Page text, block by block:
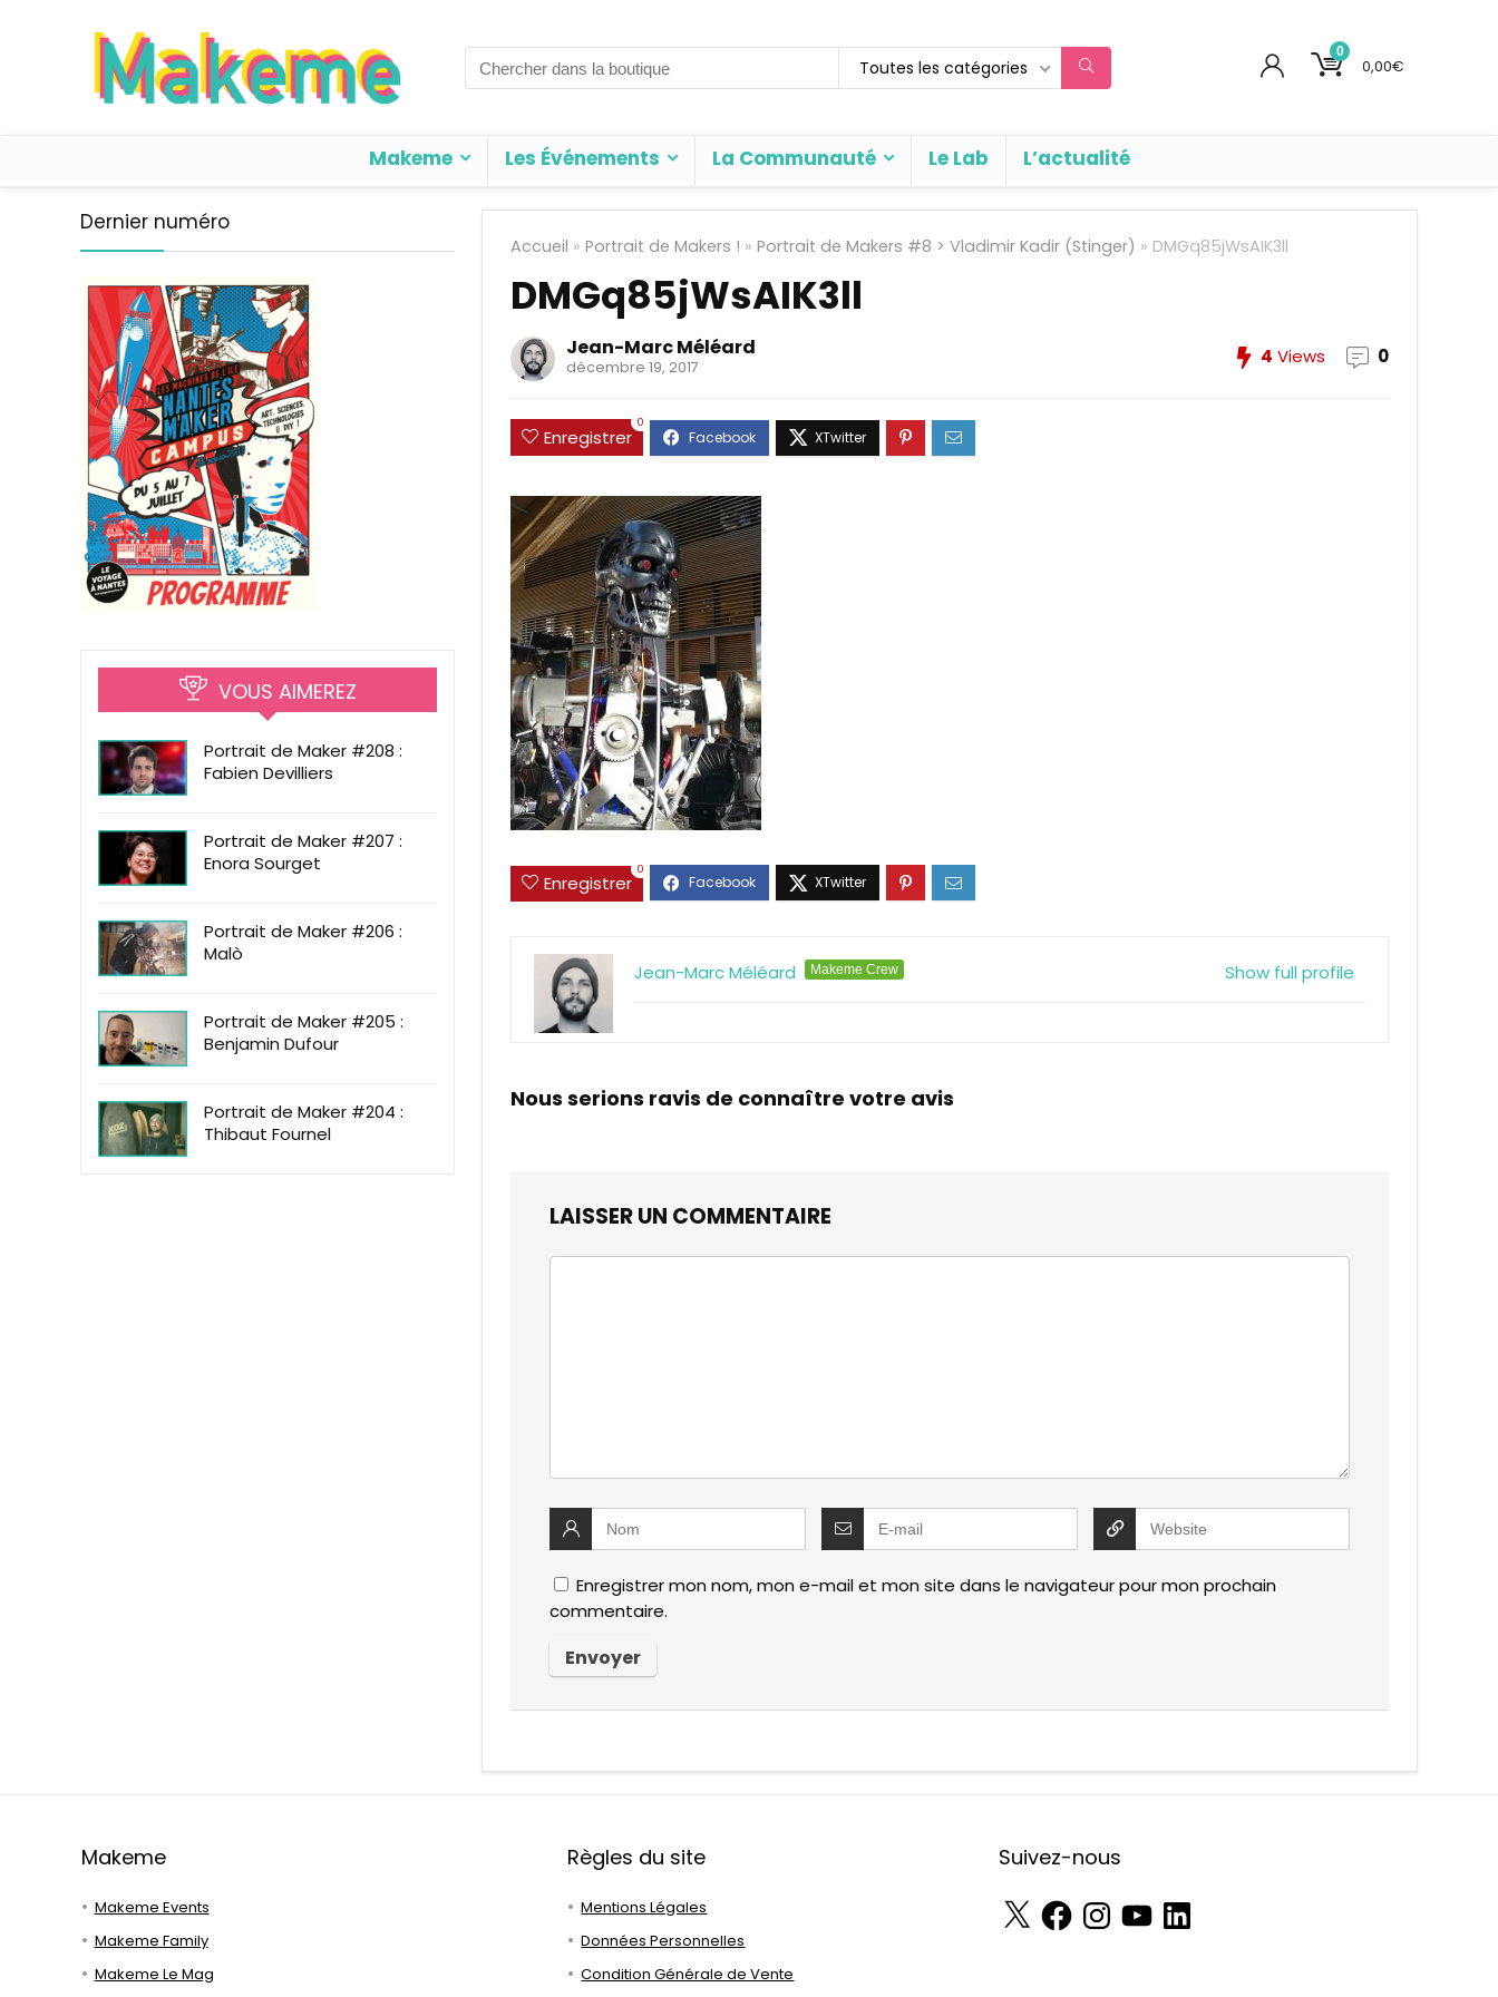
Search
for:
Toutes les catégories
0
0,00€
Makeme Les Événements La Communauté Le Lab L’actualité
Accueil » Portrait de Makers ! » Portrait de Makers #8 > Vladimir Kadir (Stinger) » DMGq85jWsAIK3ll
DMGq85jWsAIK3ll
Jean-Marc Méléard
décembre 19, 2017 4 Views 0
Enregistrer
0
Enregistrer
0
Show full profile
Jean-Marc Méléard Makeme Crew
Nous serions ravis de connaître votre avis
LAISSER UN COMMENTAIRE
Enregistrer mon nom, mon e-mail et mon site dans le navigateur pour mon prochain
commentaire.
Dernier numéro
VOUS AIMEREZ
Portrait de Maker #208 :
Fabien Devilliers
Portrait de Maker #207 :
Enora Sourget
Portrait de Maker #206 :
Malò
Portrait de Maker #205 :
Benjamin Dufour
Portrait de Maker #204 :
Thibaut Fournel
Makeme
Makeme Events
Makeme Family
Makeme Le Mag
Règles du site
Mentions Légales
Données Personnelles
Condition Générale de Vente
Suivez-nous
X FacebookInstagramYouTube
LinkedIn